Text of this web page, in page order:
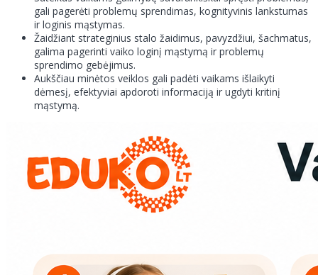
gali pagerėti problemų sprendimas, kognityvinis lankstumas
ir loginis mąstymas.
Žaidžiant strateginius stalo žaidimus, pavyzdžiui, šachmatus,
galima pagerinti vaiko loginį mąstymą ir problemų
sprendimo gebėjimus.
Aukščiau minėtos veiklos gali padėti vaikams išlaikyti
dėmesį, efektyviai apdoroti informaciją ir ugdyti kritinį
mąstymą.